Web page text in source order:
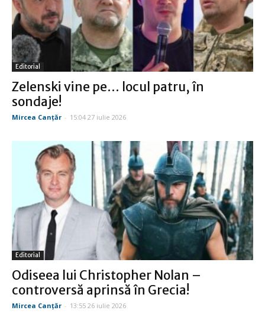
Editorial
Zelenski vine pe… locul patru, în
sondaje!
Mircea Canţăr - 15:04 27 iulie 2026
Editorial
Odiseea lui Christopher Nolan –
controversă aprinsă în Grecia!
Mircea Canţăr - 13:55 26 iulie 2026